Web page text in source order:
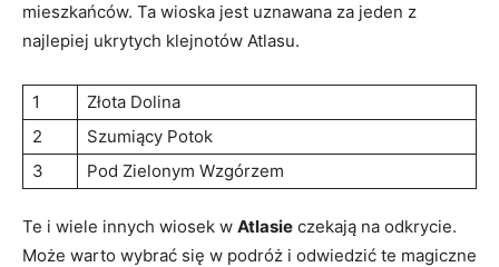
mieszkańców. Ta wioska jest uznawana za jeden z
najlepiej ukrytych klejnotów Atlasu.
1
Złota Dolina
2
Szumiący Potok
3
Pod Zielonym Wzgórzem
Te i wiele innych wiosek w Atlasie czekają na odkrycie.
Może warto wybrać się w podróż i odwiedzić te ⁢magiczne